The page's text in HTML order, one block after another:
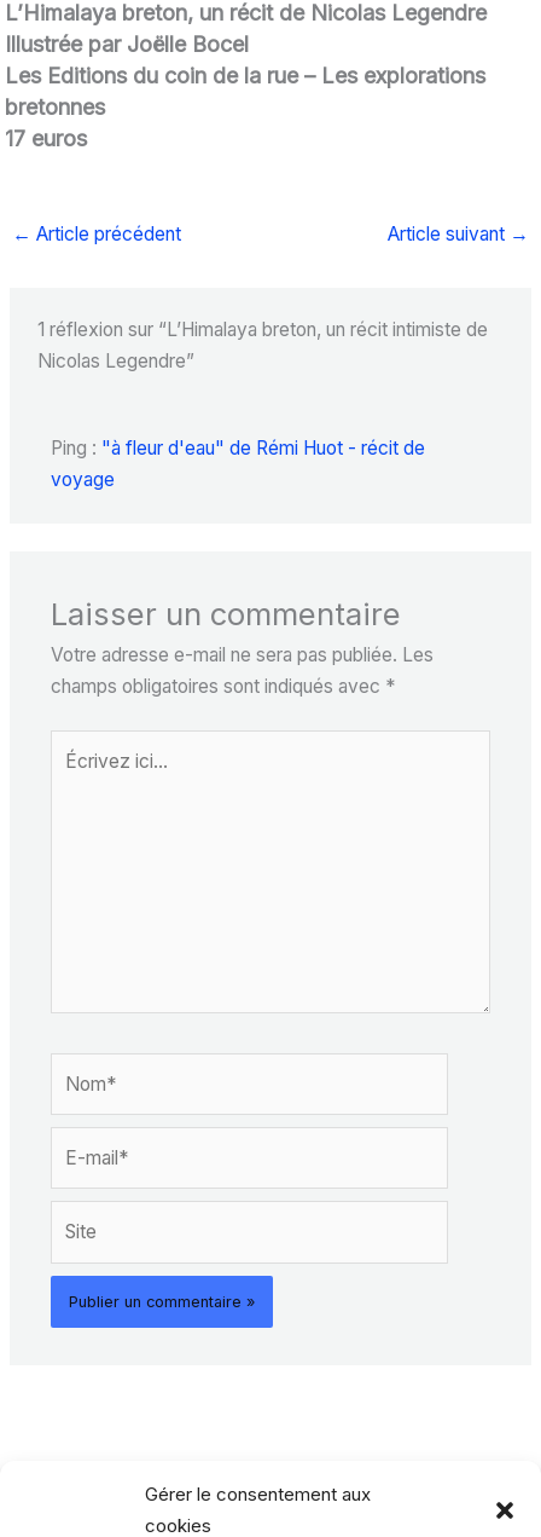
Gérer le consentement aux
cookies
L’Himalaya breton, un récit de Nicolas Legendre
Illustrée par Joëlle Bocel
Les Editions du coin de la rue – Les explorations
bretonnes
17 euros
← Article précédent Article suivant →
1 réflexion sur “L’Himalaya breton, un récit intimiste de
Nicolas Legendre”
Ping : "à fleur d'eau" de Rémi Huot - récit de
voyage
Laisser un commentaire
Votre adresse e-mail ne sera pas publiée. Les
champs obligatoires sont indiqués avec *
Écrivez
mail*